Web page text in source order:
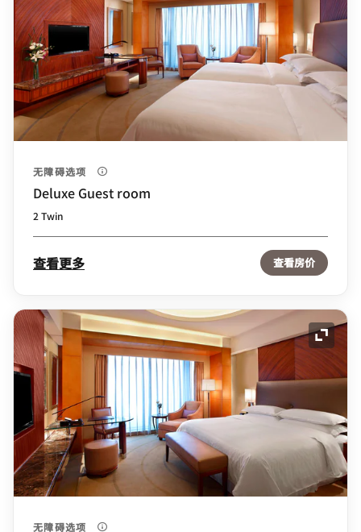
无障碍选项
Deluxe Guest room
2 Twin
查看更多 查看房价
展开
无障碍选项